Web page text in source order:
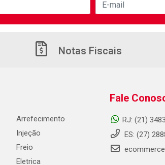
Notas Fiscais
Arrefecimento
Injeção
Freio
Eletrica
Fale
RJ: (21)
ES: (27)